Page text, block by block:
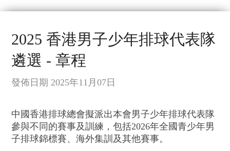
2025 香港男子少年排球代表隊
遴選 - 章程
發佈日期 2025年11月07日
中國香港排球總會擬派出本會男子少年排球代表隊
參與不同的賽事及訓練，包括2026年全國青少年男
子排球錦標賽、海外集訓及其他賽事。